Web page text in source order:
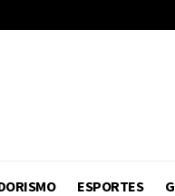
ESPORTES